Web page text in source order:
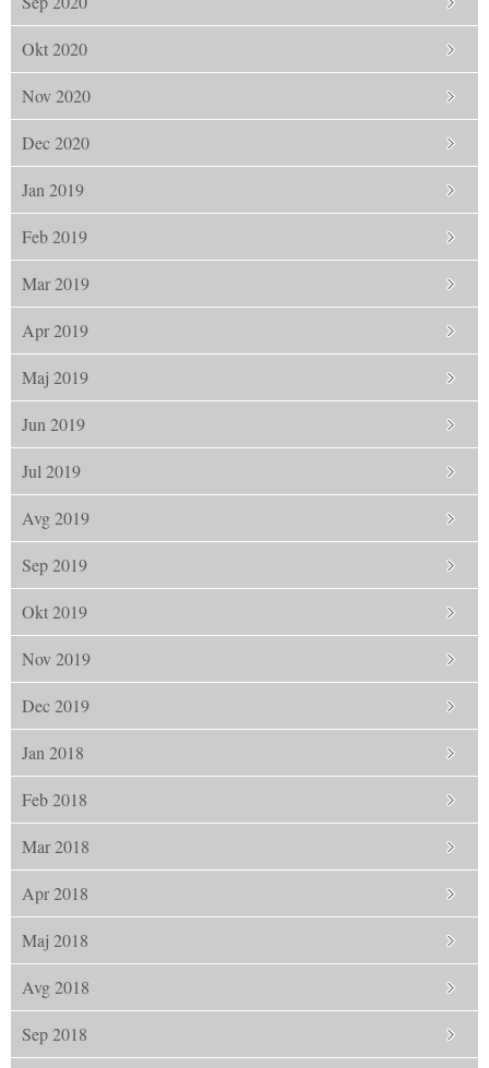
Okt 2020
Nov 2020
Dec 2020
Jan 2019
Feb 2019
Mar 2019
Apr 2019
Maj 2019
Jun 2019
Jul 2019
Avg 2019
Sep 2019
Okt 2019
Nov 2019
Dec 2019
Jan 2018
Feb 2018
Mar 2018
Apr 2018
Maj 2018
Avg 2018
Sep 2018